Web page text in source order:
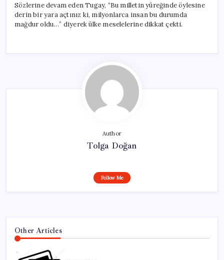
Sözlerine devam eden Tugay, “Bu milletin yüreğinde öylesine
derin bir yara açtınız ki, milyonlarca insan bu durumda
mağdur oldu…” diyerek ülke meselelerine dikkat çekti.
Author
Tolga Doğan
Follow Me
Other Articles